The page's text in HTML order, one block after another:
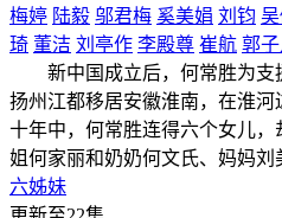
梅婷 陆毅 邬君梅 奚美娟 刘钧
琦 董洁 刘亭作 李殿尊 崔航 郭
新中国成立后，何常胜为支
扬州江都移居安徽淮南，在淮
十年中，何常胜连得六个女儿
姐何家丽和奶奶何文氏、妈妈刘
六姊妹